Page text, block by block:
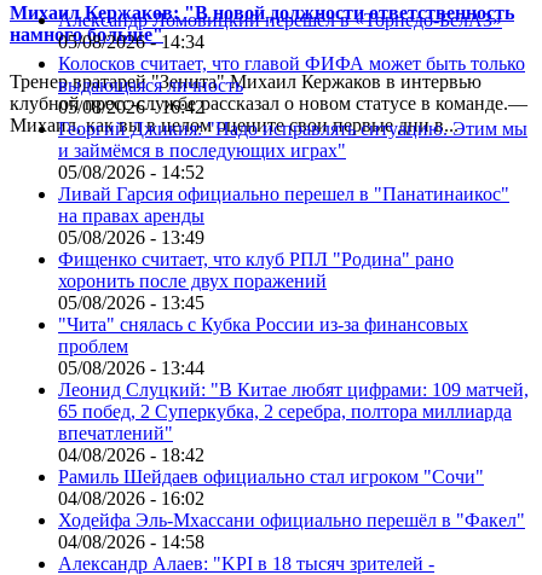
Михаил Кержаков: "В новой должности ответственность
намного больше"
Тренер вратарей "Зенита" Михаил Кержаков в интервью
клубной пресс-службе рассказал о новом статусе в команде.—
Михаил, как вы в целом оцените свои первые дни в...
Александр Ломовицкий перешёл в «Торпедо-БелАЗ»
05/08/2026 - 14:34
Колосков считает, что главой ФИФА может быть только
выдающаяся личность
05/08/2026 - 16:42
Георгий Джикия: "Надо исправлять ситуацию. Этим мы
и займёмся в последующих играх"
05/08/2026 - 14:52
Ливай Гарсия официально перешел в "Панатинаикос"
на правах аренды
05/08/2026 - 13:49
Фищенко считает, что клуб РПЛ "Родина" рано
хоронить после двух поражений
05/08/2026 - 13:45
"Чита" снялась с Кубка России из-за финансовых
проблем
05/08/2026 - 13:44
Леонид Слуцкий: "В Китае любят цифрами: 109 матчей,
65 побед, 2 Суперкубка, 2 серебра, полтора миллиарда
впечатлений"
04/08/2026 - 18:42
Рамиль Шейдаев официально стал игроком "Сочи"
04/08/2026 - 16:02
Ходейфа Эль-Мхассани официально перешёл в "Факел"
04/08/2026 - 14:58
Александр Алаев: "KPI в 18 тысяч зрителей -